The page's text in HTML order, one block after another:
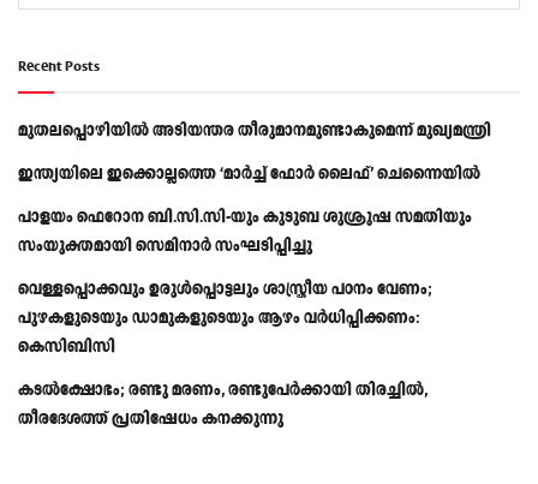
Recent Posts
മുതലപ്പൊഴിയിൽ അടിയന്തര തീരുമാനമുണ്ടാകുമെന്ന് മുഖ്യമന്ത്രി
ഇന്ത്യയിലെ ഇക്കൊല്ലത്തെ ‘മാർച്ച് ഫോർ ലൈഫ്’ ചെന്നൈയിൽ
പാളയം ഫെറോന ബി.സി.സി-യും കുടുബ ശുശ്രൂഷ സമതിയും
സംയുക്തമായി സെമിനാർ സംഘടിപ്പിച്ചു
വെള്ളപ്പൊക്കവും ഉരുള്‍പ്പൊട്ടലും ശാസ്ത്രീയ പഠനം വേണം;
പുഴകളുടെയും ഡാമുകളുടെയും ആഴം വര്‍ധിപ്പിക്കണം:
കെസിബിസി
കടൽക്ഷോഭം; രണ്ടു മരണം, രണ്ടുപേർക്കായി തിരച്ചിൽ,
തീരദേശത്ത് പ്രതിഷേധം കനക്കുന്നു